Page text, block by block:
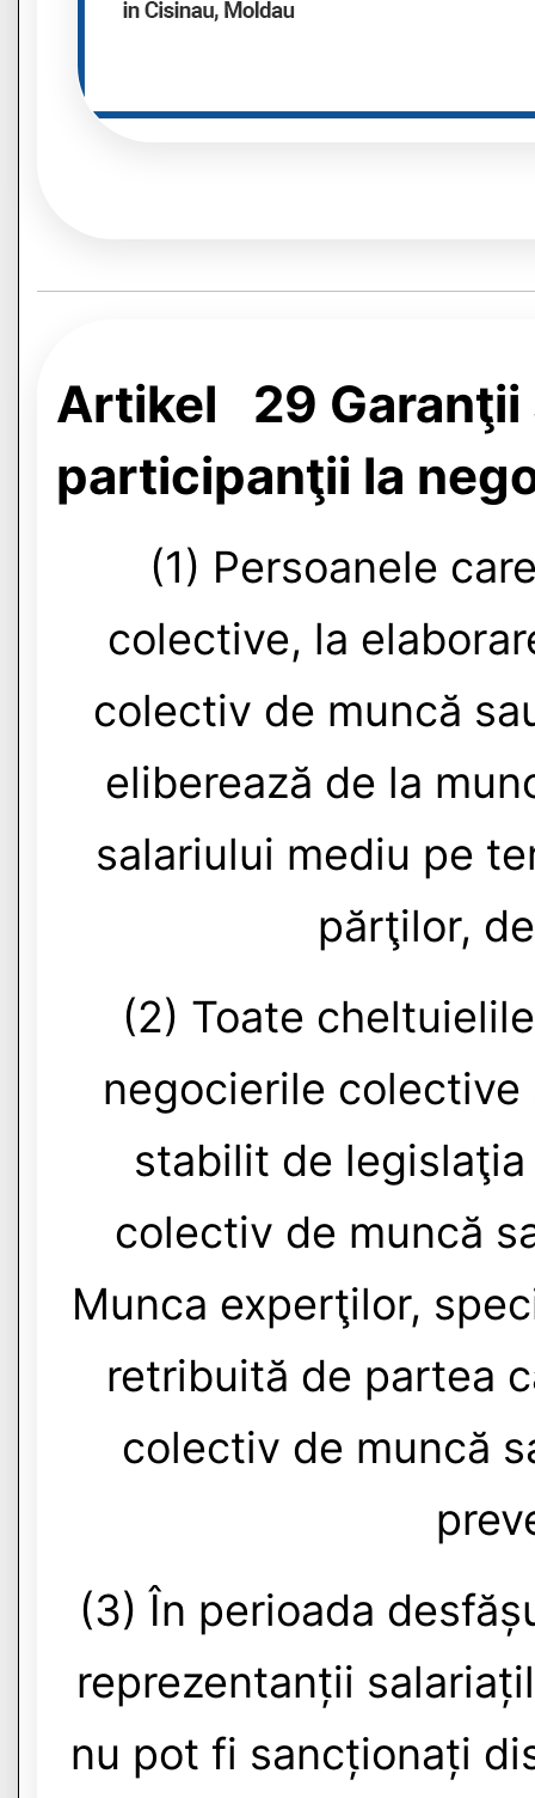
Artikel 29 Garanţii
participanţii la
(1) Persoanele
colective, la
colectiv de muncă
eliberează de la
salariului mediu pe
părţilor,
(2) Toate
negocierile colective
stabilit de
colectiv de muncă
Munca experţilor,
retribuită de partea
colectiv de muncă
(3) În perioada
reprezentanții
nu pot fi sancționați